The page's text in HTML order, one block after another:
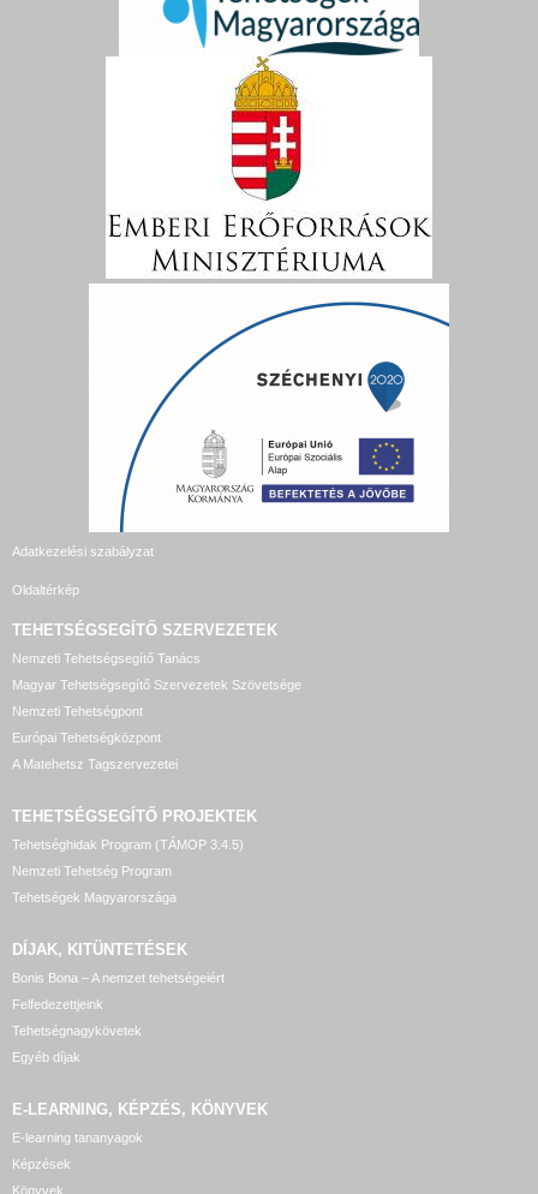
Adatkezelési szabályzat
Oldaltérkép
TEHETSÉGSEGÍTŐ SZERVEZETEK
Nemzeti Tehetségsegítő Tanács
Magyar Tehetségsegítő Szervezetek Szövetsége
Nemzeti Tehetségpont
Európai Tehetségközpont
A Matehetsz Tagszervezetei
TEHETSÉGSEGÍTŐ PROJEKTEK
Tehetséghidak Program (TÁMOP 3.4.5)
Nemzeti Tehetség Program
Tehetségek Magyarországa
DÍJAK, KITÜNTETÉSEK
Bonis Bona – A nemzet tehetségeiért
Felfedezettjeink
Tehetségnagykövetek
Egyéb díjak
E-LEARNING, KÉPZÉS, KÖNYVEK
E-learning tananyagok
Képzések
Könyvek